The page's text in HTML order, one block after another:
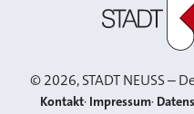
©2026, STADT NEUSS –
Kontakt Impressum